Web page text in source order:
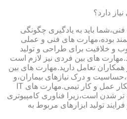
دارد؟
باید به یادگیری چگونگی
بوده،مهارت های فنی و عملی
خلاقیت برای طراحی و تولید
های بین فردی نیز لازم است
همکاران تعامل دارید.مهارت های بین
و درک نیازهای بیماران،و
همچنین توانایی استفاده از ابتکار عمل و کار تیمی.مهارت های IT
تر شدن است،زیرا فناوری کامپیوتری
تولید ابزارهای مربوط به